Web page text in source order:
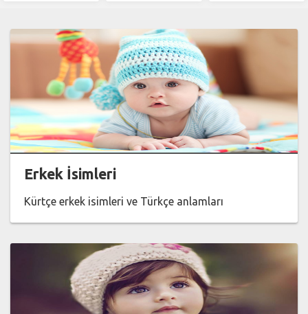
Erkek İsimleri
Kürtçe erkek isimleri ve Türkçe anlamları